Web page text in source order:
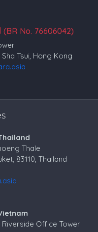
(BR No. 76606042)
Tsui, Hong Kong
Thale
83110, Thailand
Office Tower